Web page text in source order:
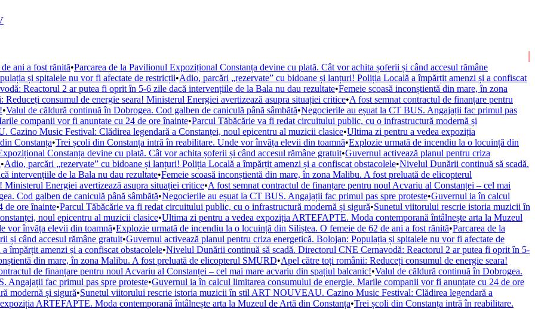
ani a fost rănită•Parcarea de la Pavilionul Expozițional Constanța devine cu plată. Cât vor achita șoferii și când accesul rămâne
și spitalele nu vor fi afectate de restricții•Adio, parcări „rezervate” cu bidoane și lanțuri! Poliția Locală a împărțit amenzi și a confiscat
Reactorul 2 ar putea fi oprit în 5-6 zile dacă intervențiile de la Bala nu dau rezultate•Femeie scoasă inconștientă din mare, în zona
Reduceți consumul de energie seara! Ministerul Energiei avertizează asupra situației critice•A fost semnat contractul de finanțare pentru
•Valul de căldură continuă în Dobrogea. Cod galben de caniculă până sâmbătă•Negocierile au eșuat la CT BUS. Angajații fac primul pas
companii vor fi anunțate cu 24 de ore înainte•Parcul Tăbăcărie va fi redat circuitului public, cu o infrastructură modernă și
Music Festival: Clădirea legendară a Constanței, noul epicentru al muzicii clasice•Ultima zi pentru a vedea expoziția
Constanța•Trei școli din Constanța intră în reabilitare. Unde vor învăța elevii din toamnă•Explozie urmată de incendiu la o locuință din
Constanța devine cu plată. Cât vor achita șoferii și când accesul rămâne gratuit•Guvernul activează planul pentru criza
•Adio, parcări „rezervate” cu bidoane și lanțuri! Poliția Locală a împărțit amenzi și a confiscat obstacolele•Nivelul Dunării continuă să scadă.
intervențiile de la Bala nu dau rezultate•Femeie scoasă inconștientă din mare, în zona Malibu. A fost preluată de elicopterul
Energiei avertizează asupra situației critice•A fost semnat contractul de finanțare pentru noul Acvariu al Constanței – cel mai
Cod galben de caniculă până sâmbătă•Negocierile au eșuat la CT BUS. Angajații fac primul pas spre proteste•Guvernul ia în calcul
de ore înainte•Parcul Tăbăcărie va fi redat circuitului public, cu o infrastructură modernă și sigură•Sunetul viitorului rescrie istoria muzicii în
noul epicentru al muzicii clasice•Ultima zi pentru a vedea expoziția ARTEFAPTE. Moda contemporană întâlnește arta la Muzeul
vor învăța elevii din toamnă•Explozie urmată de incendiu la o locuință din Siliștea. O femeie de 62 de ani a fost rănită•Parcarea de la
și când accesul rămâne gratuit•Guvernul activează planul pentru criza energetică. Bolojan: Populația și spitalele nu vor fi afectate de
împărțit amenzi și a confiscat obstacolele•Nivelul Dunării continuă să scadă. Directorul CNE Cernavodă: Reactorul 2 ar putea fi oprit în 5-
din mare, în zona Malibu. A fost preluată de elicopterul SMURD•Apel către toți românii: Reduceți consumul de energie seara!
de finanțare pentru noul Acvariu al Constanței – cel mai mare acvariu din spațiul balcanic!•Valul de căldură continuă în Dobrogea.
Angajații fac primul pas spre proteste•Guvernul ia în calcul limitarea consumului de energie. Marile companii vor fi anunțate cu 24 de ore
modernă și sigură•Sunetul viitorului rescrie istoria muzicii în stil ART NOUVEAU. Cazino Music Festival: Clădirea legendară a
ARTEFAPTE. Moda contemporană întâlnește arta la Muzeul de Artă din Constanța•Trei școli din Constanța intră în reabilitare.